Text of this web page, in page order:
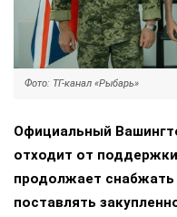
Фото: ТГ-канал «Рыбарь»
Официальный
отходит от
продолжает
поставлять